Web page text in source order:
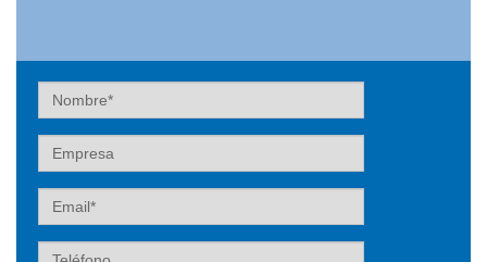
Nombre
Empresa
Email
Teléfono